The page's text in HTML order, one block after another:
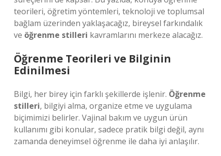
teorileri, öğretim yöntemleri, teknoloji ve toplumsal
bağlam üzerinden yaklaşacağız, bireysel farkındalık
ve öğrenme stilleri kavramlarını merkeze alacağız.
Öğrenme Teorileri ve Bilginin
Edinilmesi
Bilgi, her birey için farklı şekillerde işlenir. Öğrenme
stilleri, bilgiyi alma, organize etme ve uygulama
biçimimizi belirler. Vajinal bakım ve uygun ürün
kullanımı gibi konular, sadece pratik bilgi değil, aynı
zamanda deneyimsel öğrenme ile daha iyi anlaşılır.